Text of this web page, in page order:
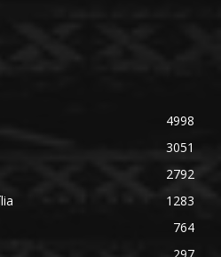
4998
3051
2792
1283
764